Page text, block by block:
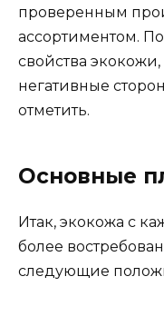
проверенным
ассортиментом.
свойства
негативные
отметить.
Основные
Итак, экокожа с
более
следующие